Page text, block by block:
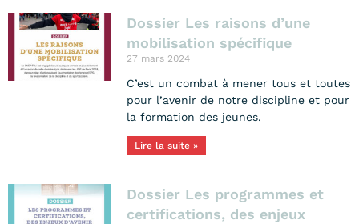
Dossier Les raisons d’une
mobilisation spécifique
27 mars 2024
C’est un combat à mener tous et toutes
pour l’avenir de notre discipline et pour
la formation des jeunes.
Lire la suite »
Dossier Les programmes et
certifications, des enjeux